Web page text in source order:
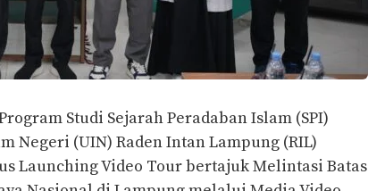
Studi Sejarah Peradaban Islam (SPI)
Negeri (UIN) Raden Intan Lampung (RIL)
Launching Video Tour bertajuk Melintasi Batas